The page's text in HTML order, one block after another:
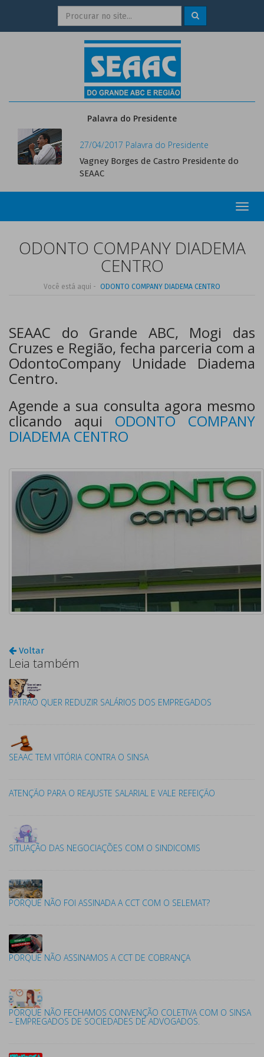
Palavra do Presidente
27/04/2017 Palavra do Presidente
Vagney Borges de Castro Presidente do
SEAAC
ODONTO COMPANY DIADEMA
CENTRO
Você está aqui - ODONTO COMPANY DIADEMA CENTRO
SEAAC do Grande ABC, Mogi das
Cruzes e Região, fecha parceria com a
OdontoCompany Unidade Diadema
Centro.
Agende a sua consulta agora mesmo
clicando aqui ODONTO COMPANY
DIADEMA CENTRO
Voltar
Leia também
PATRÃO QUER REDUZIR SALÁRIOS DOS EMPREGADOS
SEAAC TEM VITÓRIA CONTRA O SINSA
ATENÇÃO PARA O REAJUSTE SALARIAL E VALE REFEIÇÃO
SITUAÇÃO DAS NEGOCIAÇÕES COM O SINDICOMIS
PORQUE NÃO FOI ASSINADA A CCT COM O SELEMAT?
PORQUE NÃO ASSINAMOS A CCT DE COBRANÇA
PORQUE NÃO FECHAMOS CONVENÇÃO COLETIVA COM O SINSA
– EMPREGADOS DE SOCIEDADES DE ADVOGADOS.